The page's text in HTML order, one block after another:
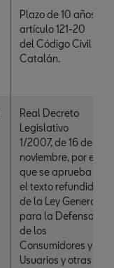
Plazo de 10 años:
artículo 121-20
del Código Civil
Catalán.
Real Decreto
Legislativo
1/2007, de 16 de
noviembre, por el
que se aprueba
el texto refundido
de la Ley General
para la Defensa
de los
Consumidores y
Usuarios y otras